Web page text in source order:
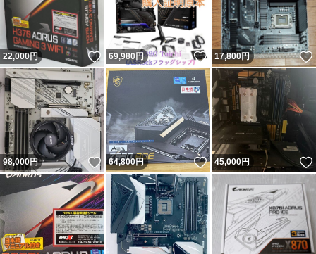
22,000円 いいね！
69,980円 いいね！
17,800円
98,000円 いいね！
64,800円 いいね！
45,000円